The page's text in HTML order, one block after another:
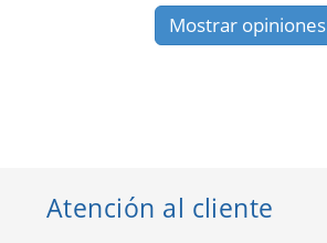
Mostrar opiniones
Atención al cliente